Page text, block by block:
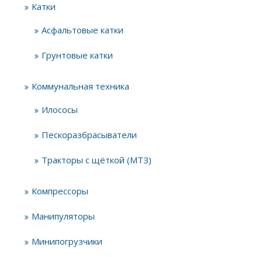
Катки
Асфальтовые катки
Грунтовые катки
Коммунальная техника
Илососы
Пескоразбрасыватели
Тракторы с щёткой (МТЗ)
Компрессоры
Манипуляторы
Минипогрузчики